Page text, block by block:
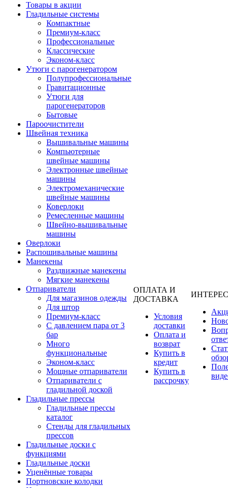
Товары в акции
Гладильные системы
Компактные
Премиум-класс
Профессиональные
Классические
Эконом-класс
Утюги с парогенератором
Полупрофессиональные
Гравитационные
Утюги для
парогенераторов
Бытовые
Пароочистители
Швейная техника
Вышивальные машины
Компьютерные
швейные машины
Электронные швейные
машины
Электромеханические
швейные машины
Коверлоки
Ремесленные машины
Швейно-вышивальные
машины
Оверлоки
Распошивальные машины
Манекены
Раздвижные манекены
Мягкие манекены
Отпариватели
Для магазинов одежды
Для штор
Премиум-класс
С давлением пара от 3
бар
Много
функциональные
Эконом-класс
Мощные отпариватели
Отпариватели с
гладильной доской
Гладильные прессы
Гладильные прессы
каталог
Стенды для гладильных
прессов
Гладильные доски с
функциями
Гладильные доски
Уценённые товары
Портновские колодки
ОПЛАТА И
ДОСТАВКА
Условия
доставки
Оплата и
возврат
Купить в
кредит
Купить в
рассрочку